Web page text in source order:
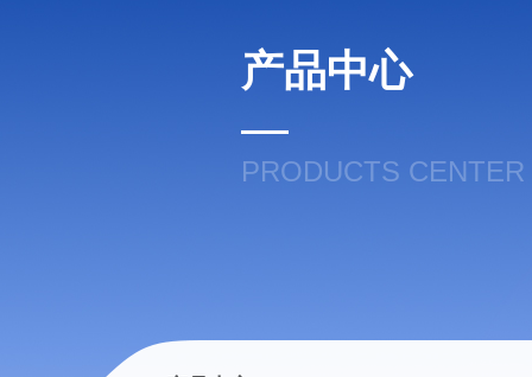
产品中心
PRODUCTS CENTER